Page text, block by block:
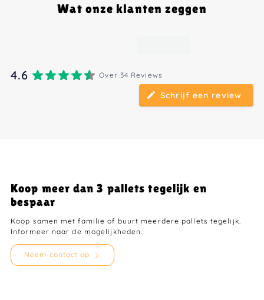
Wat onze klanten zeggen
4.6 Over 34 Reviews
Schrijf een review
Koop meer dan 3 pallets tegelijk en
bespaar
Koop samen met familie of buurt meerdere pallets tegelijk.
Informeer naar de mogelijkheden.
Neem contact op